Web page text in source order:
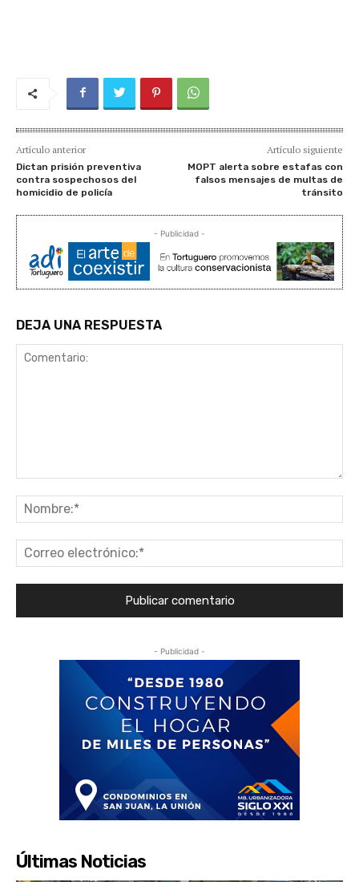
Artículo anterior
Dictan prisión preventiva
contra sospechosos del
homicidio de policía
Artículo siguiente
MOPT alerta sobre estafas con
falsos mensajes de multas de
tránsito
- Publicidad -
DEJA UNA RESPUESTA
- Publicidad -
Últimas Noticias